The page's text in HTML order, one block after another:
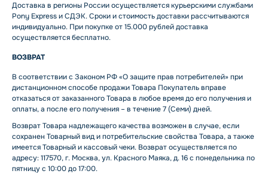
Доставка в регионы России осуществляется курьерскими службами
Pony Express и СДЭК. Сроки и стоимость доставки рассчитываются
индивидуально. При покупке от 15.000 рублей доставка
осуществляется бесплатно.
ВОЗВРАТ
В соответствии с Законом РФ «О защите прав потребителей» при
дистанционном способе продажи Товара Покупатель вправе
отказаться от заказанного Товара в любое время до его получения и
оплаты, а после его получения – в течение 7 (Семи) дней.
Возврат Товара надлежащего качества возможен в случае, если
сохранен Товарный вид и потребительские свойства Товара, а также
имеется Товарный и кассовый чеки. Возврат осуществляется по
адресу: 117570, г. Москва, ул. Красного Маяка, д. 16 с понедельника по
пятницу с 10:00 до 17:00.